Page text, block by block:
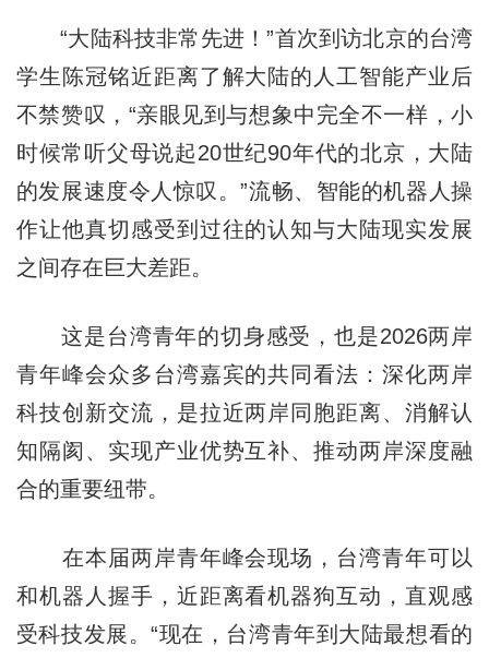
“大陆科技非常先进！”首次到访北京的台湾
学生陈冠铭近距离了解大陆的人工智能产业后
不禁赞叹，“亲眼见到与想象中完全不一样，小
时候常听父母说起20世纪90年代的北京，大陆
的发展速度令人惊叹。”流畅、智能的机器人操
作让他真切感受到过往的认知与大陆现实发展
之间存在巨大差距。
这是台湾青年的切身感受，也是2026两岸
青年峰会众多台湾嘉宾的共同看法：深化两岸
科技创新交流，是拉近两岸同胞距离、消解认
知隔阂、实现产业优势互补、推动两岸深度融
合的重要纽带。
在本届两岸青年峰会现场，台湾青年可以
和机器人握手，近距离看机器狗互动，直观感
受科技发展。“现在，台湾青年到大陆最想看的